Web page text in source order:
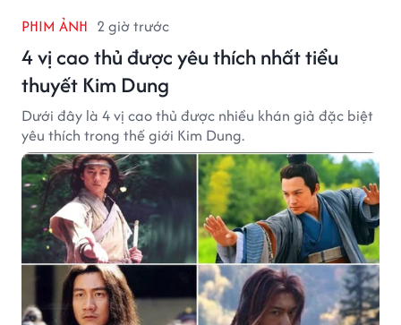
PHIM ẢNH 2 giờ trước
4 vị cao thủ được yêu thích nhất tiểu
thuyết Kim Dung
Dưới đây là 4 vị cao thủ được nhiều khán giả đặc biệt
yêu thích trong thế giới Kim Dung.